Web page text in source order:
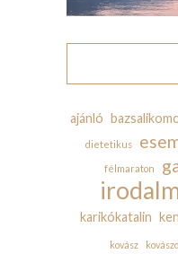
ajánló
dietetikus
félmaraton
karikókatalin
kovász